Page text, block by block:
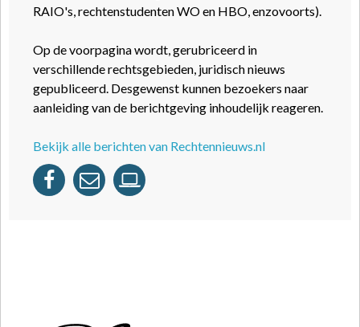
RAIO's, rechtenstudenten WO en HBO, enzovoorts).
Op de voorpagina wordt, gerubriceerd in
verschillende rechtsgebieden, juridisch nieuws
gepubliceerd. Desgewenst kunnen bezoekers naar
aanleiding van de berichtgeving inhoudelijk reageren.
Bekijk alle berichten van Rechtennieuws.nl